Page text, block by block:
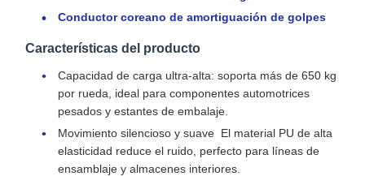
Conductor coreano de amortiguación de golpes
Características del producto
Capacidad de carga ultra-alta: soporta más de 650 kg
por rueda, ideal para componentes automotrices
pesados y estantes de embalaje.
Movimiento silencioso y suave ️ El material PU de alta
elasticidad reduce el ruido, perfecto para líneas de
ensamblaje y almacenes interiores.